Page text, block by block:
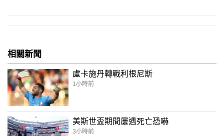
相關新聞
盧卡施丹轉戰利根尼斯
1小時前
美斯世盃期間屢遇死亡恐嚇
3小時前